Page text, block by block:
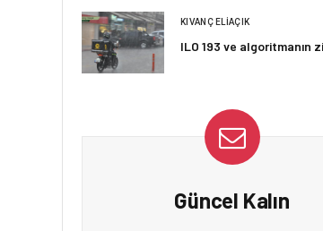
KIVANÇ ELIAÇIK
ILO 193 ve algoritmanın
Güncel Kalın